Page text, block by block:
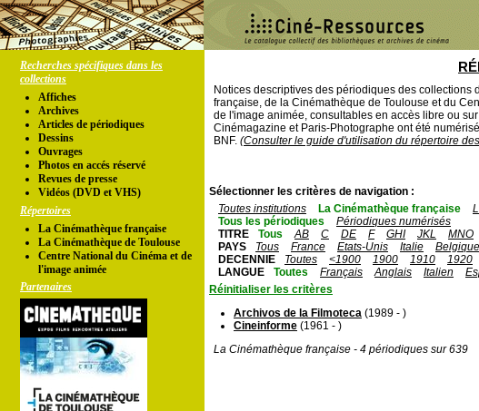
Recherches spécifiques dans les
collections
Affiches
Archives
Articles de périodiques
Dessins
Ouvrages
Photos en accés réservé
Revues de presse
Vidéos (DVD et VHS)
Répertoires
La Cinémathèque française
La Cinémathèque de Toulouse
Centre National du Cinéma et de
l'image animée
Partenaires
Notices descriptives des périodiques des collections
française, de la Cinémathèque de Toulouse et du
de l'image animée, consultables en accès libre ou
Cinémagazine et Paris-Photographe ont été
BNF. (Consulter le guide d'utilisation du répertoire
Sélectionner les critères de navigation :
Toutes institutions
La Cinémathèque française
Tous les périodiques
Périodiques numérisés
TITRE
Tous AB C DE F GHI JKL MNO
PAYS
Tous France Etats-Unis Italie Belgique
DECENNIE
Toutes <1900 1900 1910 1920
LANGUE
Toutes Français Anglais Italien
Réinitialiser les critères
Archivos de la Filmoteca (1989 - )
Cineinforme (1961 - )
La Cinémathèque française - 4 périodiques sur 639